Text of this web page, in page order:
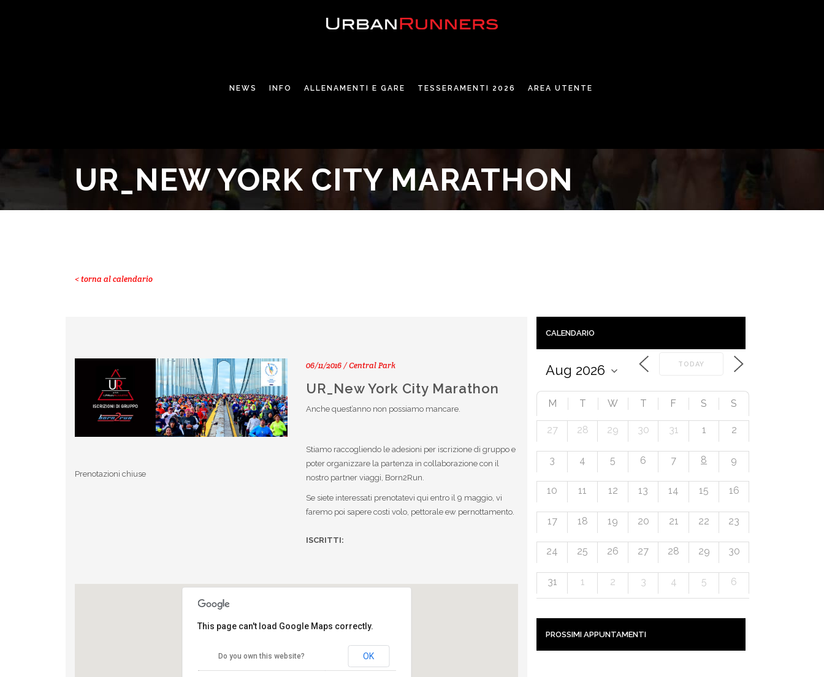
NEWS INFO ALLENAMENTI E GARE TESSERAMENTI 2026 AREA UTENTE
UR_NEW YORK CITY MARATHON
< torna al calendario
Prenotazioni chiuse
06/11/2016 / Central Park
UR_New York City Marathon
Anche quest’anno non possiamo mancare.
Stiamo raccogliendo le adesioni per iscrizione di gruppo e
poter organizzare la partenza in collaborazione con il
nostro partner viaggi, Born2Run.
Se siete interessati prenotatevi qui entro il 9 maggio, vi
faremo poi sapere costi volo, pettorale ew pernottamento.
ISCRITTI:
This page can't load Google Maps correctly.
Do you own this website? OK
CALENDARIO
TODAY
M T W T F S S
27 28 29 30 31 1 2
3 4 5 6 7 8 9
10 11 12 13 14 15 16
17 18 19 20 21 22 23
24 25 26 27 28 29 30
31 1 2 3 4 5 6
PROSSIMI APPUNTAMENTI